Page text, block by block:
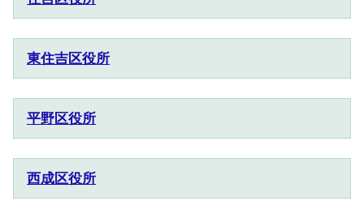
東住吉区役所
平野区役所
西成区役所